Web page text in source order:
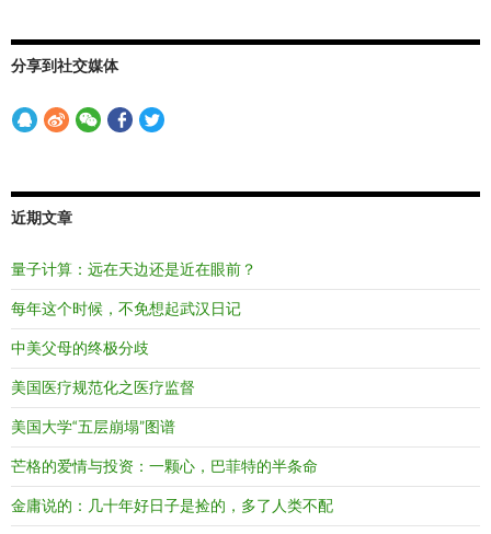
分享到社交媒体
近期文章
量子计算：远在天边还是近在眼前？
每年这个时候，不免想起武汉日记
中美父母的终极分歧
美国医疗规范化之医疗监督
美国大学“五层崩塌”图谱
芒格的爱情与投资：一颗心，巴菲特的半条命
金庸说的：几十年好日子是捡的，多了人类不配